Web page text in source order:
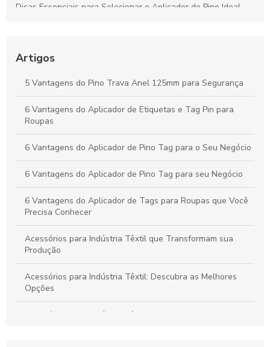
Dicas Essenciais para Selecionar o Aplicador de Pino Ideal
Produtos e Potencializa a Apresentação no Varejo
Peças Ideais para Indústria Têxtil: Como Aumentar a
Produtividade e Eficiência
Vantagens do Aplicador de Etiquetas e Tag Pin para Otimizar
Seu Negócio Têxtil
Artigos
5 Vantagens do Pino Trava Anel 125mm para Segurança
6 Vantagens do Aplicador de Etiquetas e Tag Pin para
Roupas
6 Vantagens do Aplicador de Pino Tag para o Seu Negócio
6 Vantagens do Aplicador de Pino Tag para seu Negócio
6 Vantagens do Aplicador de Tags para Roupas que Você
Precisa Conhecer
Acessórios para Indústria Têxtil que Transformam sua
Produção
Acessórios para Indústria Têxtil: Descubra as Melhores
Opções
Acessórios para Indústria Têxtil: Essenciais e Inovadores